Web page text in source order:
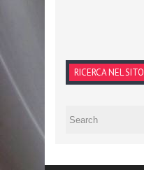
RICERCA NEL SITO